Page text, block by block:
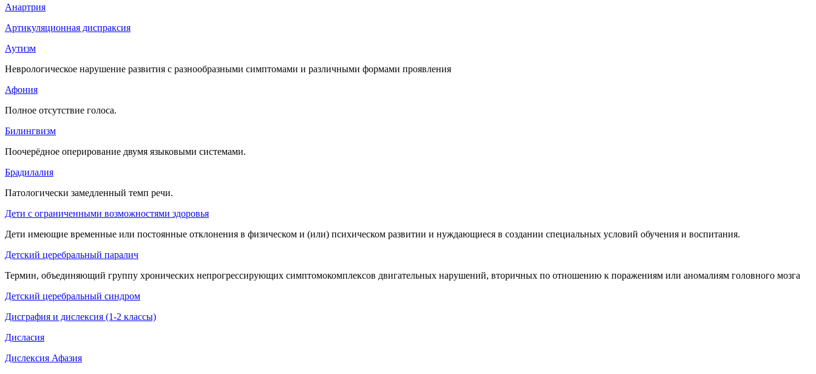
Анартрия
Артикуляционная диспраксия
Аутизм
Неврологическое нарушение развития с разнообразными симптомами и различными формами проявления
Афония
Полное отсутствие голоса.
Билингвизм
Поочерёдное оперирование двумя языковыми системами.
Брадилалия
Патологически замедленный темп речи.
Дети с ограниченными возможностями здоровья
Дети имеющие временные или постоянные отклонения в физическом и (или) психическом развитии и нуждающиеся в создании специальных условий обучения и воспитания.
Детский церебральный паралич
Термин, объединяющий группу хронических непрогрессирующих симптомокомплексов двигательных нарушений, вторичных по отношению к поражениям или аномалиям головного мозга
Детский церебральный синдром
Дисграфия и дислексия (1-2 классы)
Дисласия
Дислексия Афазия